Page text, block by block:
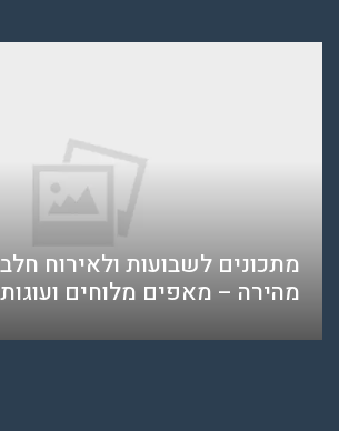
מתכונים לשבועות ולאירוח
מהירה – מאפים מלוחים ועוגות